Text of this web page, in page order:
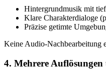
Hintergrundmusik mit
Klare Charakterdialoge
Präzise getimte
Keine Audio-Nachbearbeitung
4. Mehrere